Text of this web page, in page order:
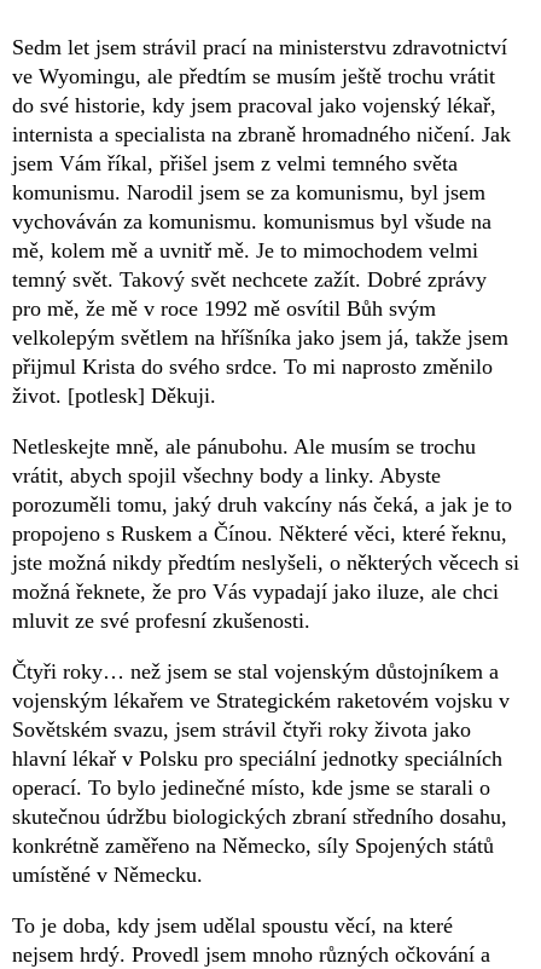
Sedm let jsem strávil prací na ministerstvu zdravotnictví
ve Wyomingu, ale předtím se musím ještě trochu vrátit
do své historie, kdy jsem pracoval jako vojenský lékař,
internista a specialista na zbraně hromadného ničení. Jak
jsem Vám říkal, přišel jsem z velmi temného světa
komunismu. Narodil jsem se za komunismu, byl jsem
vychováván za komunismu. komunismus byl všude na
mě, kolem mě a uvnitř mě. Je to mimochodem velmi
temný svět. Takový svět nechcete zažít. Dobré zprávy
pro mě, že mě v roce 1992 mě osvítil Bůh svým
velkolepým světlem na hříšníka jako jsem já, takže jsem
přijmul Krista do svého srdce. To mi naprosto změnilo
život. [potlesk] Děkuji.
Netleskejte mně, ale pánubohu. Ale musím se trochu
vrátit, abych spojil všechny body a linky. Abyste
porozuměli tomu, jaký druh vakcíny nás čeká, a jak je to
propojeno s Ruskem a Čínou. Některé věci, které řeknu,
jste možná nikdy předtím neslyšeli, o některých věcech si
možná řeknete, že pro Vás vypadají jako iluze, ale chci
mluvit ze své profesní zkušenosti.
Čtyři roky… než jsem se stal vojenským důstojníkem a
vojenským lékařem ve Strategickém raketovém vojsku v
Sovětském svazu, jsem strávil čtyři roky života jako
hlavní lékař v Polsku pro speciální jednotky speciálních
operací. To bylo jedinečné místo, kde jsme se starali o
skutečnou údržbu biologických zbraní středního dosahu,
konkrétně zaměřeno na Německo, síly Spojených států
umístěné v Německu.
To je doba, kdy jsem udělal spoustu věcí, na které
nejsem hrdý. Provedl jsem mnoho různých očkování a